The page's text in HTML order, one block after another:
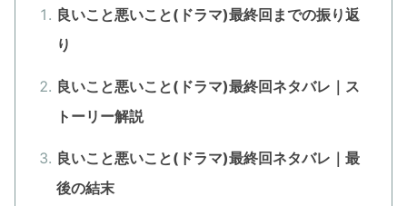
良いこと悪いこと(ドラマ)最終回までの振り返
り
良いこと悪いこと(ドラマ)最終回ネタバレ｜ス
トーリー解説
良いこと悪いこと(ドラマ)最終回ネタバレ｜最
後の結末